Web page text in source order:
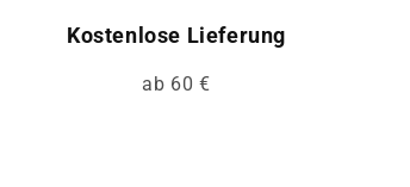
Kostenlose Lieferung
ab 60 €